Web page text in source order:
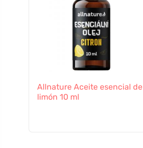
Allnature Aceite esencial de
limón 10 ml